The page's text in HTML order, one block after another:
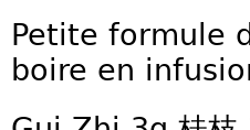
Petite formule
boire en